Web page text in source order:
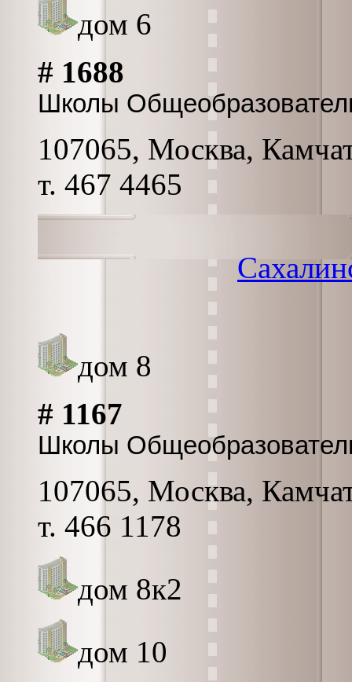
дом 6
# 1688
Школы
107065, Москва,
т. 467 4465
дом 8
# 1167
Школы
107065, Москва,
т. 466 1178
дом 8к2
дом 10